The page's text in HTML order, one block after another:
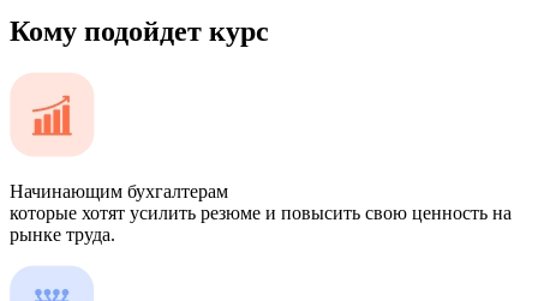
Кому подойдет курс
Начинающим бухгалтерам
которые хотят усилить резюме и повысить свою ценность на
рынке труда.